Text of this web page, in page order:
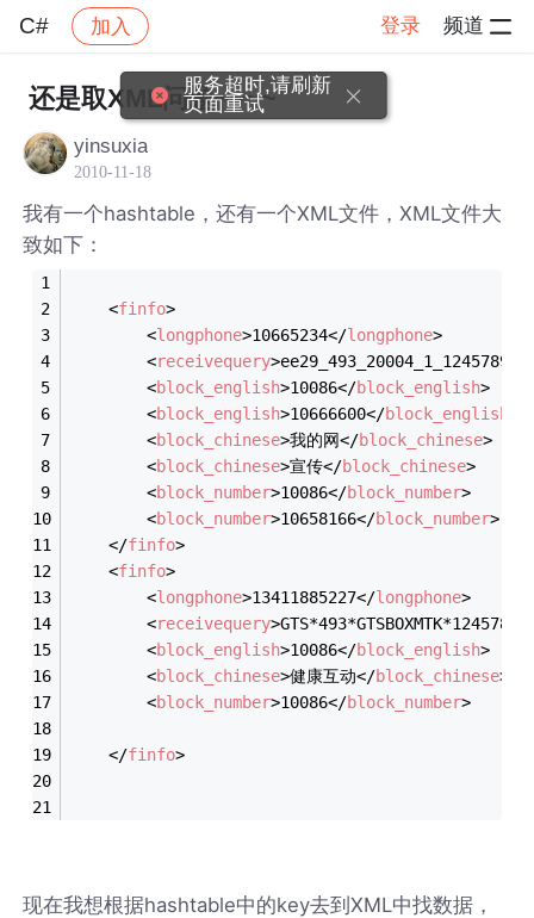
C# 加入 登录 频道
社区 C# 帖子详情
还是取XML问题~~~~
yinsuxia
2010-11-18
我有一个hashtable，还有一个XML文件，XML文件大
致如下：
<finfo>
<longphone>10665234</longphone>
<receivequery>
<block_english>10086</block_english>
<block_english>10666600</block_english
<block_chinese>我的网</block_chinese>
<block_chinese>宣传</block_chinese>
<block_number>10086</block_number>
<block_number>10658166</block_number>
</finfo>
<finfo>
<longphone>13411885227</longphone>
<receivequery>
<block_english>10086</block_english>
<block_chinese>健康互动</block_chinese>
<block_number>10086</block_number>
</finfo>
现在我想根据hashtable中的key去到XML中找数据，
服务超时,请刷新
页面重试